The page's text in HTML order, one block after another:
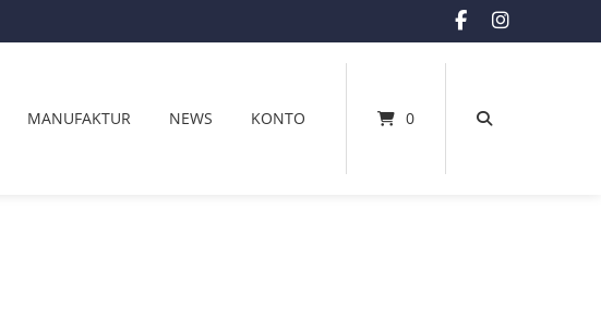
MANUFAKTUR NEWS KONTO 0